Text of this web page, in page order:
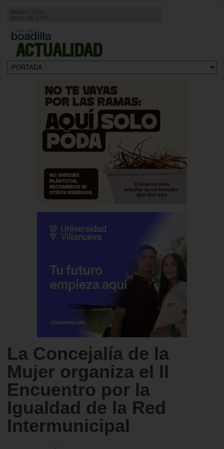
ACTUALIDAD
agosto de 2026
La Concejalía de la
Mujer organiza el II
Encuentro por la
Igualdad de la Red
Intermunicipal